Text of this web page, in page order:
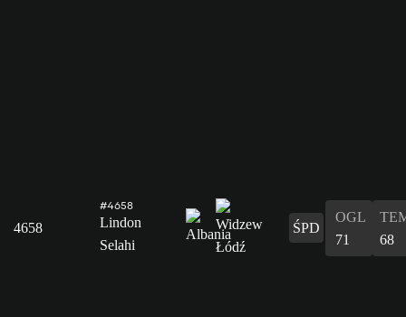
4658
#4658
Lindon
Selahi
ŚPD
OGL
71
68